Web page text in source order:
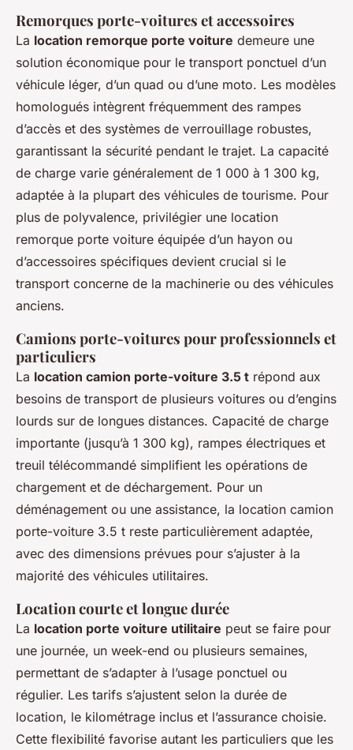
Remorques porte-voitures et accessoires
La location remorque porte voiture demeure une
solution économique pour le transport ponctuel d’un
véhicule léger, d’un quad ou d’une moto. Les modèles
homologués intègrent fréquemment des rampes
d’accès et des systèmes de verrouillage robustes,
garantissant la sécurité pendant le trajet. La capacité
de charge varie généralement de 1 000 à 1 300 kg,
adaptée à la plupart des véhicules de tourisme. Pour
plus de polyvalence, privilégier une location
remorque porte voiture équipée d’un hayon ou
d’accessoires spécifiques devient crucial si le
transport concerne de la machinerie ou des véhicules
anciens.
Camions porte-voitures pour professionnels et
particuliers
La location camion porte-voiture 3.5 t répond aux
besoins de transport de plusieurs voitures ou d’engins
lourds sur de longues distances. Capacité de charge
importante (jusqu’à 1 300 kg), rampes électriques et
treuil télécommandé simplifient les opérations de
chargement et de déchargement. Pour un
déménagement ou une assistance, la location camion
porte-voiture 3.5 t reste particulièrement adaptée,
avec des dimensions prévues pour s’ajuster à la
majorité des véhicules utilitaires.
Location courte et longue durée
La location porte voiture utilitaire peut se faire pour
une journée, un week-end ou plusieurs semaines,
permettant de s’adapter à l’usage ponctuel ou
régulier. Les tarifs s’ajustent selon la durée de
location, le kilométrage inclus et l’assurance choisie.
Cette flexibilité favorise autant les particuliers que les